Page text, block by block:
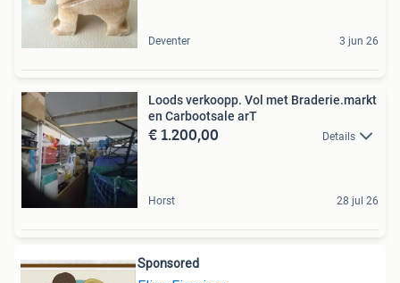
Deventer 3 jun 26
Loods verkoopp. Vol met Braderie.markt
en Carbootsale arT
€ 1.200,00 Details
Horst 28 jul 26